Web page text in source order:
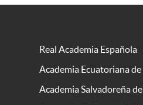
Real Academia Española
Academia Ecuatoriana de
Academia Salvadoreña